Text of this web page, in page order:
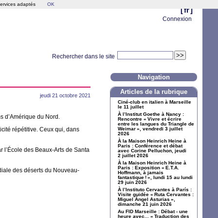
[ fr ]
Connexion
Rechercher dans le site
jeudi 21 octobre 2021
d’Amérique du Nord.
répétitive. Ceux qui, dans
l’École des Beaux-Arts de Santa
des déserts du Nouveau-
Navigation
Articles de la rubrique
Ciné-club en italien à Marseille
le 11 juillet
À l’Institut Goethe à Nancy :
Rencontre « Vivre et écrire
entre les langues du Triangle de
Weimar», vendredi 3 juillet
2026
À la Maison Heinrich Heine à
Paris : Conférence et débat
avec Corine Pelluchon, jeudi
2 juillet 2026
À la Maison Heinrich Heine à
Paris : Exposition « E.T.A.
Hoffmann, à jamais
fantastique !», lundi 15 au lundi
29 juin 2026
À l’Instituto Cervantes à París :
Visite guidée « Ruta Cervantes :
Miguel Ángel Asturias »,
dimanche 21 juin 2026
Au FID Marseille : Débat - une
heure avec... « Traduction des
adaptés OK